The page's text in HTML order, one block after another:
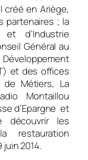
créé en Ariège,
partenaires ; la
d’Industrie
Général au
et des offices
de Métiers, La
Montaillou
d’Epargne et
découvrir les
restauration
2014.